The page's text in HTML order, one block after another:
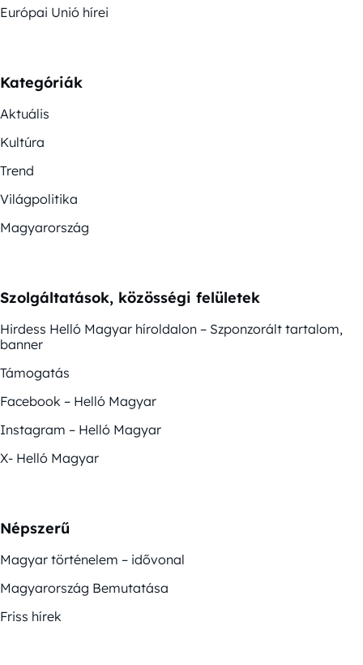
Európai Unió hírei
Kategóriák
Aktuális
Kultúra
Trend
Világpolitika
Magyarország
Szolgáltatások, közösségi felületek
Hirdess Helló Magyar híroldalon – Szponzorált tartalom,
banner
Támogatás
Facebook – Helló Magyar
Instagram – Helló Magyar
X- Helló Magyar
Népszerű
Magyar történelem – idővonal
Magyarország Bemutatása
Friss hírek